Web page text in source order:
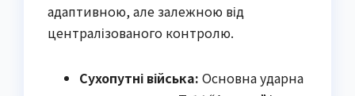
адаптивною, але залежною від
централізованого контролю.
Сухопутні війська: Основна ударна